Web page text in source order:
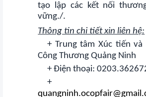
tạo lập các kết nối
vững./.
Thông tin chi tiết xin liên hệ:
+ Trung tâm Xúc tiến và
Công Thương Quảng Ninh
+ Điện thoại:
+